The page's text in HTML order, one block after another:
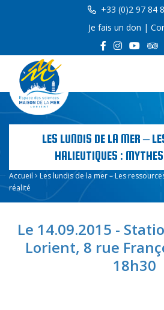
+33 (0)2 97 84
Je fais un don |
LES LUNDIS DE LA MER –
HALIEUTIQUES :
Accueil
Les lundis de la mer – Les
réalité
Le 14.09.2015 -
Lorient, 8 rue
18h30